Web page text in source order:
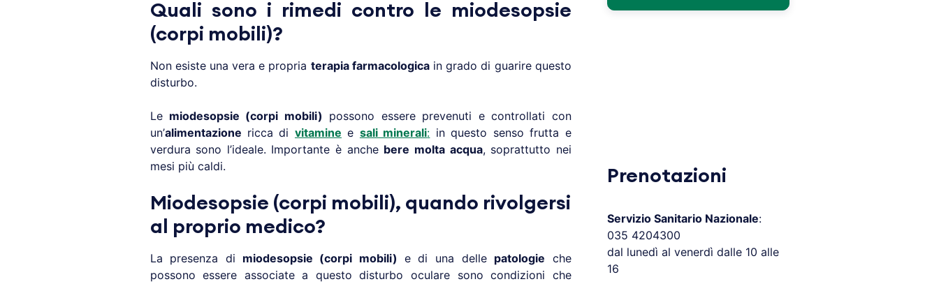
Quali sono i rimedi contro le miodesopsie
(corpi mobili)?
Non esiste una vera e propria terapia farmacologicain grado di guarire questo
disturbo.
Le miodesopsie (corpi mobili) possono essere prevenuti e controllati con
un’alimentazione ricca di vitamine e sali minerali: in questo senso frutta e
verdura sono l’ideale. Importante è anche bere molta acqua, soprattutto nei
mesi più caldi.
Miodesopsie (corpi mobili), quando rivolgersi
al proprio medico?
La presenza di miodesopsie (corpi mobili) e di una delle patologie che
possono essere associate a questo disturbo oculare sono condizioni che
Prenotazioni
Servizio Sanitario Nazionale:
035 4204300
dal lunedì al venerdì dalle 10 alle
16